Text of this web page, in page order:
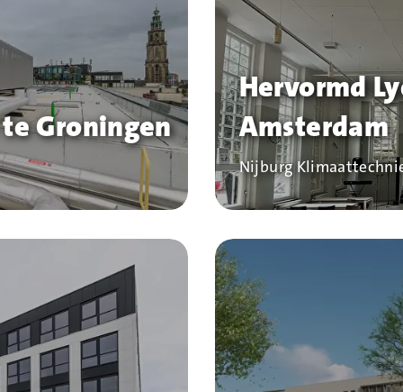
Groningen
Hervormd
Amsterdam
Bedrijf
Nijburg